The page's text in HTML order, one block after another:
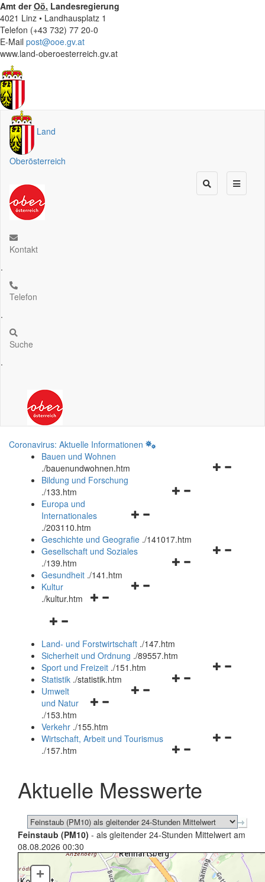
Amt derOö. Landesregierung
4021 Linz • Landhausplatz 1
Telefon (+43 732) 77 20-0
E-Mail post@ooe.gv.at
www.land-oberoesterreich.gv.at
Land
Oberösterreich
Kontakt
.
Telefon
.
Suche
.
Coronavirus: Aktuelle Informationen
Bauen und Wohnen
./bauenundwohnen.htm
Navigationsmenü
Bildung und Forschung
./133.htm
Navigationsmenü
und
schließen
Europa und
Internationales
./203110.htm
Geschichte und Geografie ./141017.htm
Navigationsmenü
Gesellschaft und Soziales
./139.htm
Navigationsmenü
Gesundheit ./141.htm
Navigationsmenü
Kultur
./kultur.htm
Navigationsmenü
und
schließen
Land- und Forstwirtschaft ./147.htm
Sicherheit und Ordnung ./89557.htm
Navigationsmenü
Sport und Freizeit ./151.htm
Navigationsmenü
Statistik ./statistik.htm
Navigationsmenü
und
schließen
Umwelt
und Natur
./153.htm
Verkehr ./155.htm
Navigationsmenü
schließen
Wirtschaft, Arbeit und Tourismus
./157.htm
Aktuelle Messwerte
Feinstaub (PM10) - als gleitender 24-Stunden Mittelwert am
08.08.2026 00:30
+